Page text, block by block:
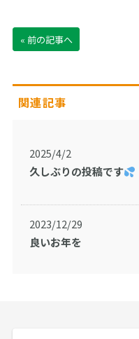
« 前の記事へ
関連記事
2025/4/2
久しぶりの投稿です
2023/12/29
良いお年を